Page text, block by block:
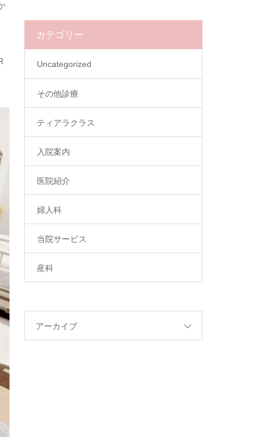
カテゴリー
Uncategorized
その他診療
ティアラクラス
入院案内
医院紹介
婦人科
当院サービス
産科
アーカイブ